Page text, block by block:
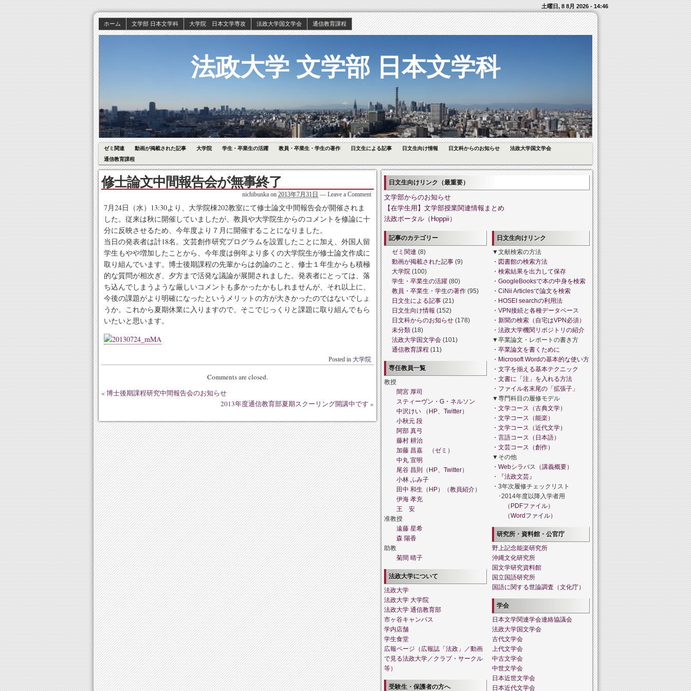
土曜日, 8 8月 2026 - 14:46
ホーム 文学部 日本文学科 大学院 日本文学専攻 法政大学国文学会 通信教育課程
法政大学 文学部 日本文学科
ゼミ関連 動画が掲載された記事 大学院 学生・卒業生の活躍 教員・卒業生・学生の著作 日文生による記事 日文生向け情報 日文科からのお知らせ
法政大学国文学会
通信教育課程
修士論文中間報告会が無事終了
nichibunka on 2013年7月31日 — Leave a Comment
7月24日（水）13:30より、大学院棟202教室にて修士論文中間報告会が開催されま
した。従来は秋に開催していましたが、教員や大学院生からのコメントを修論に十
分に反映させるため、今年度より７月に開催することになりました。
当日の発表者は計18名。文芸創作研究プログラムを設置したことに加え、外国人留
学生もやや増加したことから、今年度は例年より多くの大学院生が修士論文作成に
取り組んでいます。博士後期課程の先輩からは勿論のこと、修士１年生からも積極
的な質問が相次ぎ、夕方まで活発な議論が展開されました。発表者にとっては、落
ち込んでしまうような厳しいコメントも多かったかもしれませんが、それ以上に、
今後の課題がより明確になったというメリットの方が大きかったのではないでしょ
うか。これから夏期休業に入りますので、そこでじっくりと課題に取り組んでもら
いたいと思います。
Posted in 大学院
Comments are closed.
« 博士後期課程研究中間報告会のお知らせ
2013年度通信教育部夏期スクーリング開講中です »
日文生向けリンク（最重要）
文学部からのお知らせ
【在学生用】文学部授業関連情報まとめ
法政ポータル（Hoppii）
記事のカテゴリー
ゼミ関連 (8)
動画が掲載された記事 (9)
大学院 (100)
学生・卒業生の活躍 (80)
教員・卒業生・学生の著作 (95)
日文生による記事 (21)
日文生向け情報 (152)
日文科からのお知らせ (178)
未分類 (18)
法政大学国文学会 (101)
通信教育課程 (11)
専任教員一覧
教授
間宮 厚司
スティーヴン・G・ネルソン
中沢けい （ HP、 Twitter）
小秋元 段
阿部 真弓
藤村 耕治
加藤 昌嘉 （ゼミ ）
中丸 宣明
尾谷 昌則
（ HP、 Twitter）
小林 ふみ子
田中 和生 （ HP）（教員紹介）
伊海 孝充
王 安
准教授
遠藤 星希
森 陽香
助教
菊間 晴子
法政大学について
法政大学
法政大学 大学院
法政大学 通信教育部
市ヶ谷キャンパス
学内店舗
学生食堂
広報ページ（広報誌「法政」／動画
で見る法政大学／クラブ・サークル
等）
受験生・保護者の方へ
日文生向けリンク
▼文献検索の方法
・ 図書館の検索方法
・ 検索結果を出力して保存
・ GoogleBooksで本の中身を検索
・ CiNii Articlesで論文を検索
・ HOSEI searchの利用法
・ VPN接続と各種データベース
・ 新聞の検索（自宅はVPN必須）
・ 法政大学機関リポジトリの紹介
▼卒業論文・レポートの書き方
・ 卒業論文を書くために
・ Microsoft Wordの基本的な使い方
・ 文字を揃える基本テクニック
・ 文書に「注」を入れる方法
・ ファイル名末尾の「拡張子」
▼専門科目の履修モデル
・ 文学コース（古典文学）
・ 文学コース（能楽）
・ 文学コース（近代文学）
・ 言語コース（日本語）
・ 文芸コース（創作）
▼その他
・ Webシラバス（講義概要）
・
『法政文芸』
・3年次履修チェックリスト
･2014年度以降入学者用
（PDFファイル）
（Wordファイル）
研究所・資料館・公官庁
野上記念能楽研究所
沖縄文化研究所
国文学研究資料館
国立国語研究所
国語に関する世論調査（文化庁）
学会
日本文学関連学会連絡協議会
法政大学国文学会
古代文学会
上代文学会
中古文学会
中世文学会
日本近世文学会
日本近代文学会